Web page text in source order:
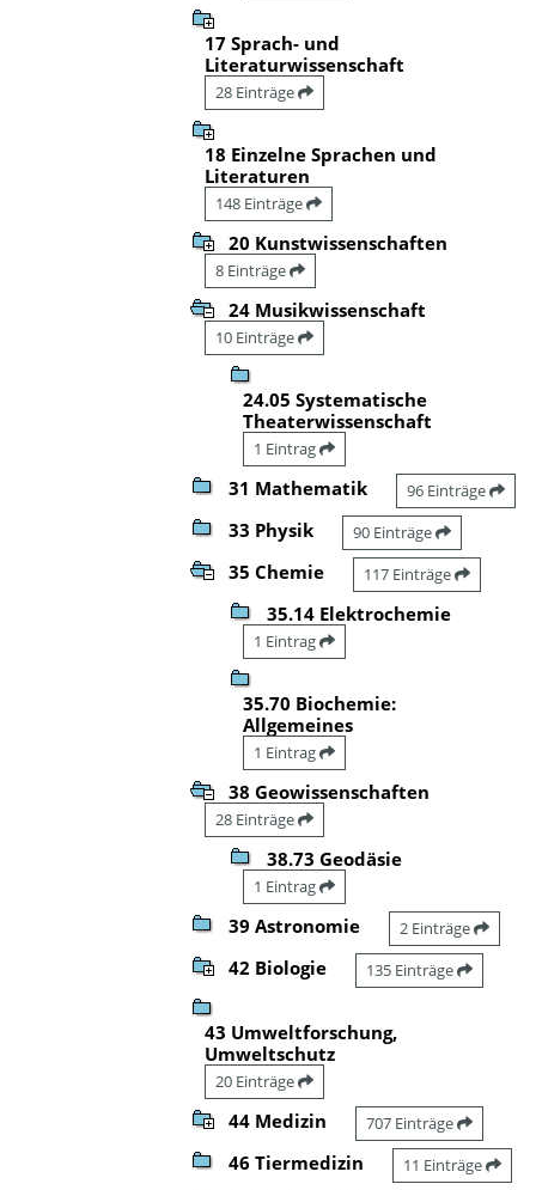
17 Sprach- und
Literaturwissenschaft
28 Einträge
18 Einzelne Sprachen und
Literaturen
148 Einträge
20 Kunstwissenschaften
8 Einträge
24 Musikwissenschaft
10 Einträge
24.05 Systematische
Theaterwissenschaft
1 Eintrag
31 Mathematik 96 Einträge
33 Physik 90 Einträge
35 Chemie 117 Einträge
35.14 Elektrochemie
1 Eintrag
35.70 Biochemie:
Allgemeines
1 Eintrag
38 Geowissenschaften
28 Einträge
38.73 Geodäsie
1 Eintrag
39 Astronomie 2 Einträge
42 Biologie 135 Einträge
43 Umweltforschung,
Umweltschutz
20 Einträge
44 Medizin 707 Einträge
46 Tiermedizin 11 Einträge